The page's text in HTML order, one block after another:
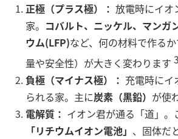
正極（プラス極）： 放電時にイオ
家。 コバルト、ニッケル、マンガ
ウム(LFP)など、何の材料で作る
量や安全性）が大きく変わります 3
負極（マイナス極）： 充電時にイ
られる家。主に炭素（黒鉛） が使
電解質： イオン君が通る「道」。
「リチウムイオン電池」 、固体だ